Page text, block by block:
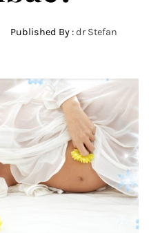
Published By :dr Stefan